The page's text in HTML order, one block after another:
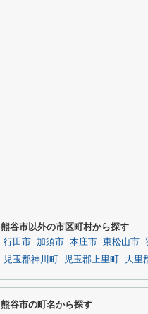
熊谷市以外の市区町村から探す
行田市 加須市 本庄市 東松山市
児玉郡神川町
児玉郡上里町 大里
熊谷市の町名から探す